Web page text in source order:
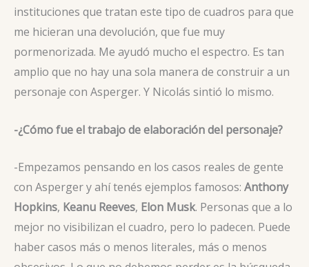
instituciones que tratan este tipo de cuadros para que
me hicieran una devolución, que fue muy
pormenorizada. Me ayudó mucho el espectro. Es tan
amplio que no hay una sola manera de construir a un
personaje con Asperger. Y Nicolás sintió lo mismo.
-¿Cómo fue el trabajo de elaboración del personaje?
-Empezamos pensando en los casos reales de gente
con Asperger y ahí tenés ejemplos famosos: Anthony
Hopkins, Keanu Reeves, Elon Musk. Personas que a lo
mejor no visibilizan el cuadro, pero lo padecen. Puede
haber casos más o menos literales, más o menos